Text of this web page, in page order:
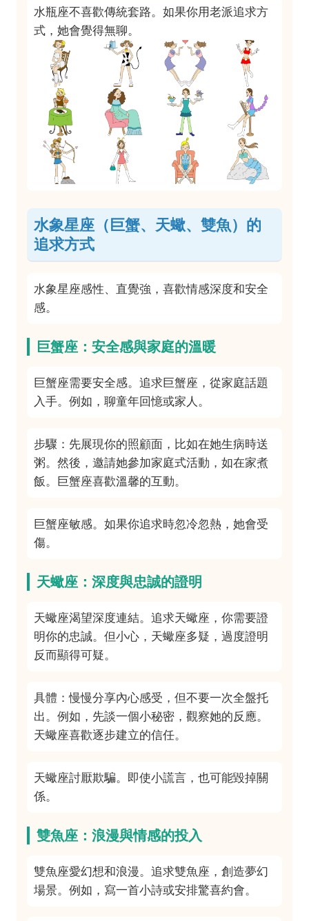
水瓶座不喜歡傳統套路。如果你用老派追求方
式，她會覺得無聊。
水象星座（巨蟹、天蠍、雙魚）的
追求方式
水象星座感性、直覺強，喜歡情感深度和安全
感。
巨蟹座：安全感與家庭的溫暖
巨蟹座需要安全感。追求巨蟹座，從家庭話題
入手。例如，聊童年回憶或家人。
步驟：先展現你的照顧面，比如在她生病時送
粥。然後，邀請她參加家庭式活動，如在家煮
飯。巨蟹座喜歡溫馨的互動。
巨蟹座敏感。如果你追求時忽冷忽熱，她會受
傷。
天蠍座：深度與忠誠的證明
天蠍座渴望深度連結。追求天蠍座，你需要證
明你的忠誠。但小心，天蠍座多疑，過度證明
反而顯得可疑。
具體：慢慢分享內心感受，但不要一次全盤托
出。例如，先談一個小秘密，觀察她的反應。
天蠍座喜歡逐步建立的信任。
天蠍座討厭欺騙。即使小謊言，也可能毀掉關
係。
雙魚座：浪漫與情感的投入
雙魚座愛幻想和浪漫。追求雙魚座，創造夢幻
場景。例如，寫一首小詩或安排驚喜約會。